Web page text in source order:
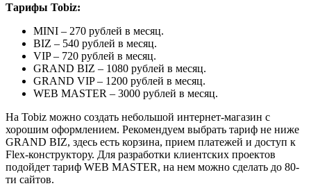
Тарифы Tobiz:
MINI – 270 рублей в месяц.
BIZ – 540 рублей в месяц.
VIP – 720 рублей в месяц.
GRAND BIZ – 1080 рублей в месяц.
GRAND VIP – 1200 рублей в месяц.
WEB MASTER – 3000 рублей в месяц.
На Tobiz можно создать небольшой интернет-магазин с
хорошим оформлением. Рекомендуем выбрать тариф не ниже
GRAND BIZ, здесь есть корзина, прием платежей и доступ к
Flex-конструктору. Для разработки клиентских проектов
подойдет тариф WEB MASTER, на нем можно сделать до 80-
ти сайтов.